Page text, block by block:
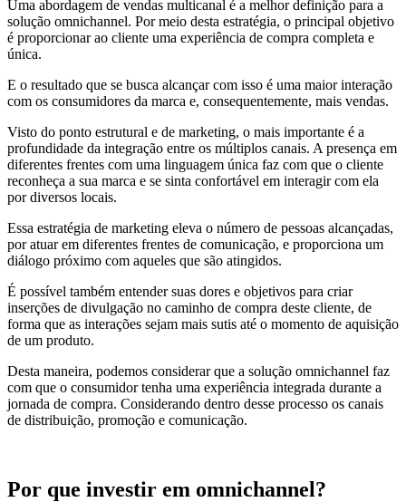
Uma abordagem de vendas multicanal é a melhor definição para a
solução omnichannel. Por meio desta estratégia, o principal objetivo
é proporcionar ao cliente uma experiência de compra completa e
única.
E o resultado que se busca alcançar com isso é uma maior interação
com os consumidores da marca e, consequentemente, mais vendas.
Visto do ponto estrutural e de marketing, o mais importante é a
profundidade da integração entre os múltiplos canais. A presença em
diferentes frentes com uma linguagem única faz com que o cliente
reconheça a sua marca e se sinta confortável em interagir com ela
por diversos locais.
Essa estratégia de marketing eleva o número de pessoas alcançadas,
por atuar em diferentes frentes de comunicação, e proporciona um
diálogo próximo com aqueles que são atingidos.
É possível também entender suas dores e objetivos para criar
inserções de divulgação no caminho de compra deste cliente, de
forma que as interações sejam mais sutis até o momento de aquisição
de um produto.
Desta maneira, podemos considerar que a solução omnichannel faz
com que o consumidor tenha uma experiência integrada durante a
jornada de compra. Considerando dentro desse processo os canais
de distribuição, promoção e comunicação.
Por que investir em omnichannel?